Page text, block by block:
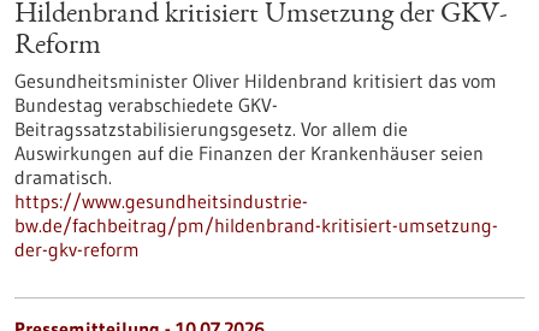
Hildenbrand kritisiert Umsetzung der GKV-
Reform
Gesundheitsminister Oliver Hildenbrand kritisiert das vom
Bundestag verabschiedete GKV-
Beitragssatzstabilisierungsgesetz. Vor allem die
Auswirkungen auf die Finanzen der Krankenhäuser seien
dramatisch.
https://www.gesundheitsindustrie-
bw.de/fachbeitrag/pm/hildenbrand-kritisiert-umsetzung-
der-gkv-reform